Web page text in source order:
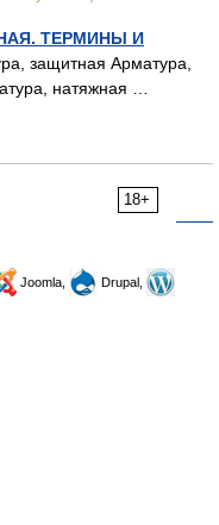
ТЕРМИНЫ И
защитная Арматура,
натяжная …
18+
Joomla,
Drupal,